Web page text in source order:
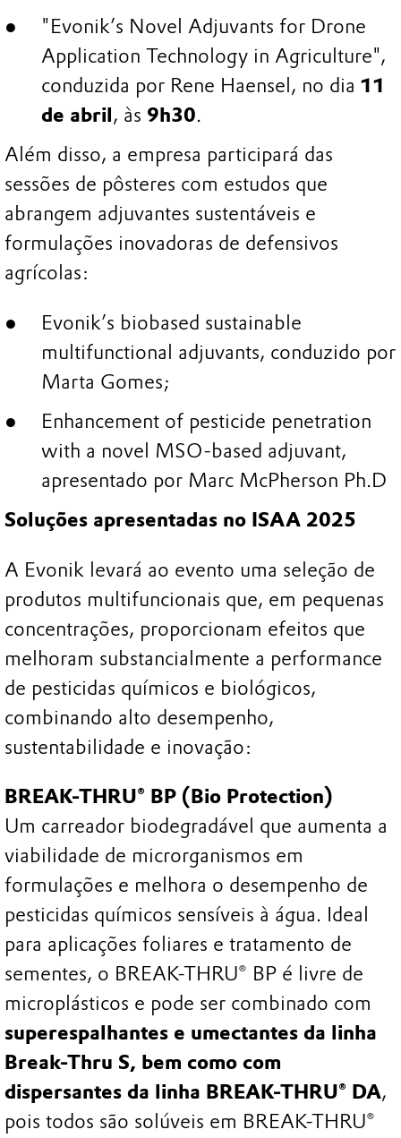
"Evonik’s Novel Adjuvants for Drone
Application Technology in Agriculture",
conduzida por Rene Haensel, no dia 11
de abril, às 9h30.
Além disso, a empresa participará das
sessões de pôsteres com estudos que
abrangem adjuvantes sustentáveis e
formulações inovadoras de defensivos
agrícolas:
Evonik’s biobased sustainable
multifunctional adjuvants, conduzido por
Marta Gomes;
Enhancement of pesticide penetration
with a novel MSO-based adjuvant,
apresentado por Marc McPherson Ph.D
Soluções apresentadas no ISAA 2025
A Evonik levará ao evento uma seleção de
produtos multifuncionais que, em pequenas
concentrações, proporcionam efeitos que
melhoram substancialmente a performance
de pesticidas químicos e biológicos,
combinando alto desempenho,
sustentabilidade e inovação:
BREAK-THRU® BP (Bio Protection)
Um carreador biodegradável que aumenta a
viabilidade de microrganismos em
formulações e melhora o desempenho de
pesticidas químicos sensíveis à água. Ideal
para aplicações foliares e tratamento de
sementes, o BREAK-THRU® BP é livre de
microplásticos e pode ser combinado com
superespalhantes e umectantes da linha
Break-Thru S, bem como com
dispersantes da linha BREAK-THRU® DA,
pois todos são solúveis em BREAK-THRU®